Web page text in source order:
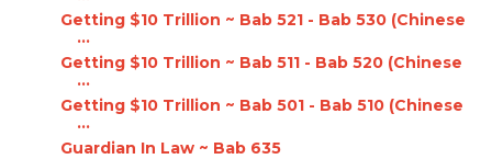
Getting $10 Trillion ~ Bab 521 - Bab 530 (Chinese
...
Getting $10 Trillion ~ Bab 511 - Bab 520 (Chinese
...
Getting $10 Trillion ~ Bab 501 - Bab 510 (Chinese
...
Guardian In Law ~ Bab 635